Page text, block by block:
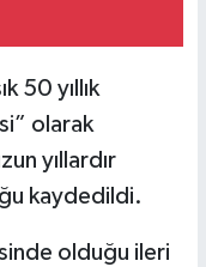
50 yıllık
olarak
yıllardır
kaydedildi.
olduğu ileri